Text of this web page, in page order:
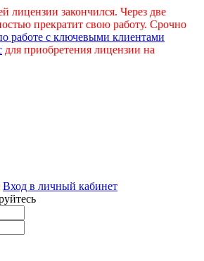
лицензии закончился. Через две
прекратит свою работу. Срочно
работе с ключевыми клиентами
для приобретения лицензии на
Вход в личный кабинет